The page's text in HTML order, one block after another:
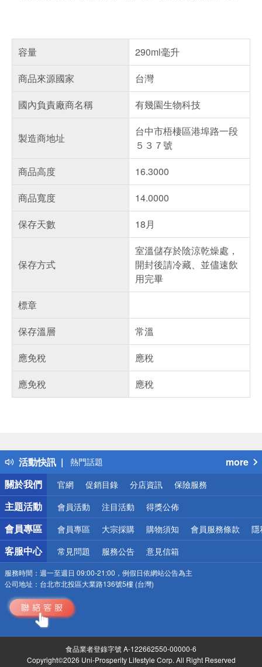
容量
290ml毫升
商品來源國家
台灣
國內負責廠商名稱
有幾園生物科技
製造商地址
台中市梧棲區港埠路一段
５３７號
商品高度
16.3000
商品寬度
14.0000
保存天數
18月
保存方式
室溫儲存於陰涼乾燥處，
開封後請冷藏、並儘速飲
用完畢
標章
保存溫層
常溫
應免稅
應稅
應免稅
應稅
活動快訊
得獎公告
熱門話題
銀行優惠
偏遠地區配送
詐騙網頁！請小心！
more
關於我們
官網 促銷目錄 分店資訊 保險服務
主題活動 會員活動 注目活動 得獎公佈
會員專區 會員專區 大宗採購 購物須知 會員服務條款 隱
客服中心 常見問題 服務公告 意見信箱
服務時間： 週一至週日 09:00-21:00，例假日依網站公告為主
公司地址： 台北市北投區大業路136號5樓 (台灣)
食品業者登錄字號 A-122662550-00000-6
Copyright©2026 Uni-Prosperity Lifestyle Corp. All Right Reserved